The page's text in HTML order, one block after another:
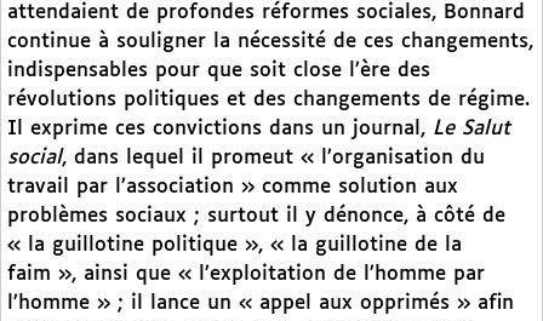
attendaient de profondes réformes sociales, Bonnard
continue à souligner la nécessité de ces changements,
indispensables pour que soit close l’ère des
révolutions politiques et des changements de régime.
Il exprime ces convictions dans un journal, Le Salut
social, dans lequel il promeut « l’organisation du
travail par l’association » comme solution aux
problèmes sociaux ; surtout il y dénonce, à côté de
« la guillotine politique », « la guillotine de la
faim », ainsi que « l’exploitation de l’homme par
l’homme » ; il lance un « appel aux opprimés » afin